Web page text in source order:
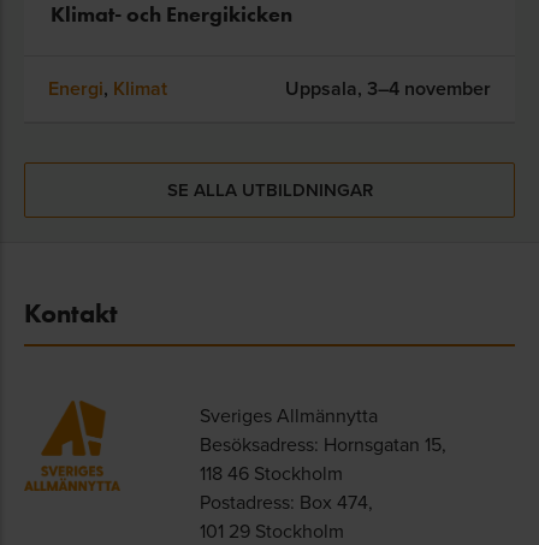
Klimat- och Energikicken
Energi, Klimat Uppsala, 3–4 november
SE ALLA UTBILDNINGAR
Kontakt
Sveriges Allmännytta
Besöksadress: Hornsgatan 15,
118 46 Stockholm
Postadress: Box 474,
101 29 Stockholm